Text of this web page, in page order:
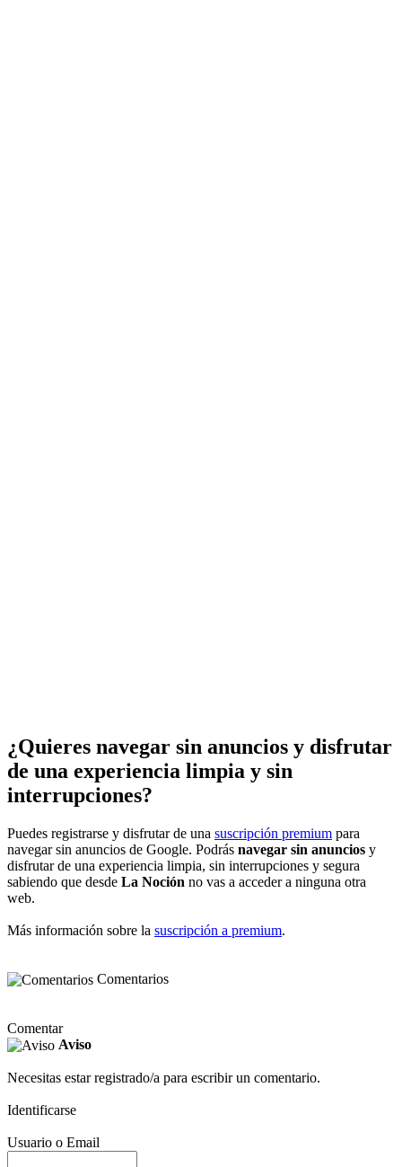
¿Quieres navegar sin anuncios y disfrutar
de una experiencia limpia y sin
interrupciones?
Puedes registrarse y disfrutar de una suscripción premium para
navegar sin anuncios de Google. Podrás navegar sin anuncios y
disfrutar de una experiencia limpia, sin interrupciones y segura
sabiendo que desde La Noción no vas a acceder a ninguna otra
web.
Más información sobre la suscripción a premium.
Comentarios
Comentar
Aviso
Necesitas estar registrado/a para escribir un comentario.
Identificarse
Usuario o Email